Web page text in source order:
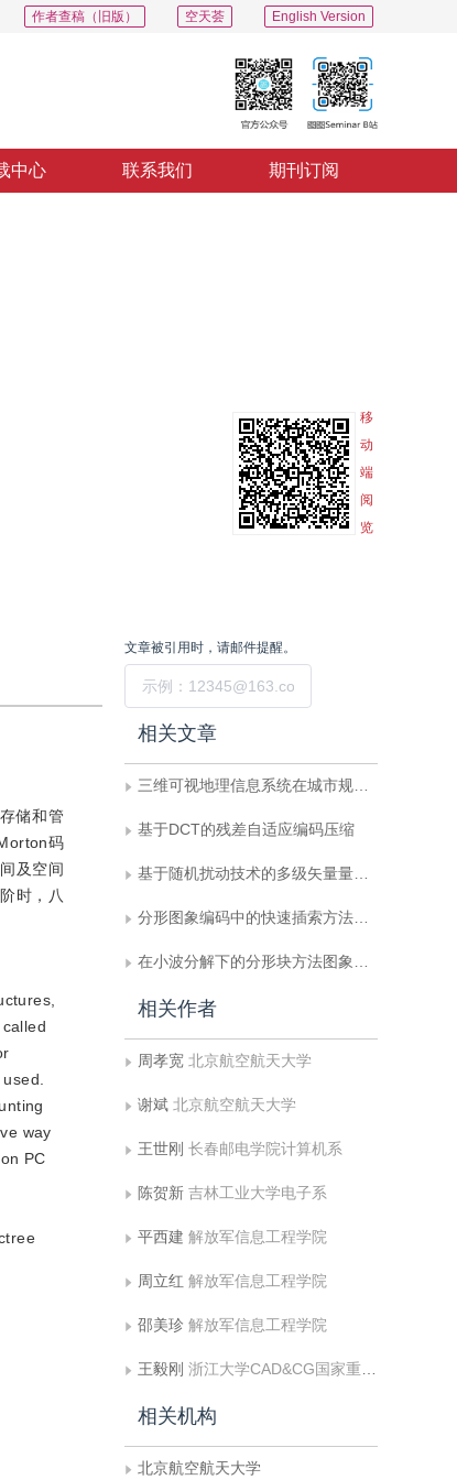
English Version
空天荟
作者查稿（旧版）
中心 联系我们 期刊订阅
移
动
端
阅
览
储和管
码
及空间
时，八
way
PC
文章被引用时，请邮件提醒。
相关文章
三维可视地理信息系统在城市规划中的应用研究
基于DCT的残差自适应编码压缩
基于随机扰动技术的多级矢量量化器优化设计
分形图象编码中的快速插索方法研究
在小波分解下的分形块方法图象编码
相关作者
周孝宽 北京航空航天大学
谢斌 北京航空航天大学
王世刚 长春邮电学院计算机系
陈贺新 吉林工业大学电子系
平西建 解放军信息工程学院
周立红 解放军信息工程学院
邵美珍 解放军信息工程学院
王毅刚 浙江大学CAD&CG国家重点实验室，浙江大学应用数学系
相关机构
北京航空航天大学